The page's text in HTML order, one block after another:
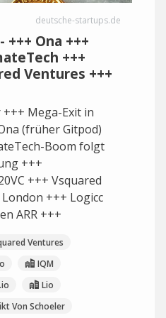
deutsche-startups.de
Ona +++
+++
Ventures +++
Mega-Exit in
(früher Gitpod)
Boom folgt
+++
+++ Vsquared
+++ Logicc
ARR +++
Ventures
IQM
Lio
Von Schoeler